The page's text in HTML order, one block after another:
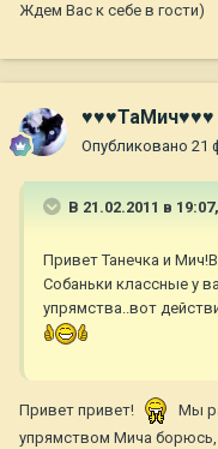
Ждем Вас к себе в гости)
♥♥♥ТаМич♥♥♥
Опубликовано 21
В 21.02.2011 в
Привет Танечка и
Собаньки классные у
упрямства..вот
Привет привет! Мы
упрямством Мича борюсь,